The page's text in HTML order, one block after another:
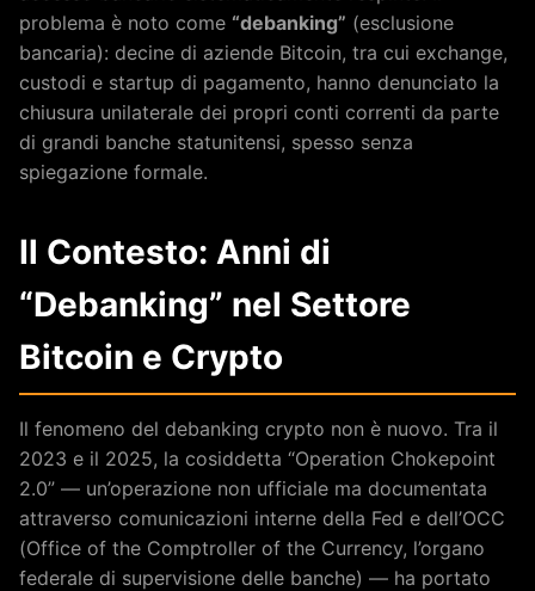
problema è noto come “debanking” (esclusione
bancaria): decine di aziende Bitcoin, tra cui exchange,
custodi e startup di pagamento, hanno denunciato la
chiusura unilaterale dei propri conti correnti da parte
di grandi banche statunitensi, spesso senza
spiegazione formale.
Il Contesto: Anni di
“Debanking” nel Settore
Bitcoin e Crypto
Il fenomeno del debanking crypto non è nuovo. Tra il
2023 e il 2025, la cosiddetta “Operation Chokepoint
2.0” — un’operazione non ufficiale ma documentata
attraverso comunicazioni interne della Fed e dell’OCC
(Office of the Comptroller of the Currency, l’organo
federale di supervisione delle banche) — ha portato